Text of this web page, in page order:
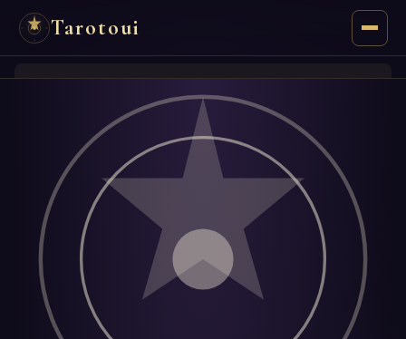
Tarotoui
Risposte dei Tarocchi
Oracoli
Manzie
Astrologia